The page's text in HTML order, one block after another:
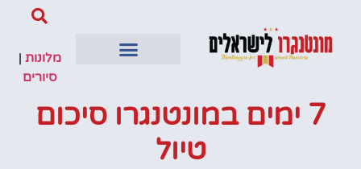
מלונות |
סיורים
7 ימים במונטנגרו סיכום
טיול